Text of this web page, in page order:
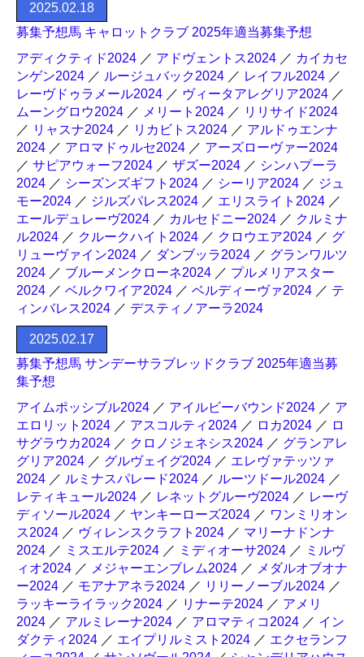
2025.02.18
募集予想馬 キャロットクラブ 2025年適当募集予想
アディクティド2024 ／ アドヴェントス2024 ／ カイカセ
ンゲン2024 ／ ルージュバック2024 ／ レイフル2024 ／
レーヴドゥラメール2024 ／ ヴィータアレグリア2024 ／
ムーングロウ2024 ／ メリート2024 ／ リリサイド2024
／ リャスナ2024 ／ リカビトス2024 ／ アルドゥエンナ
2024 ／ アロマドゥルセ2024 ／ アーズローヴァー2024
／ サピアウォーフ2024 ／ ザズー2024 ／ シンハプーラ
2024 ／ シーズンズギフト2024 ／ シーリア2024 ／ ジュ
モー2024 ／ ジルズパレス2024 ／ エリスライト2024 ／
エールデュレーヴ2024 ／ カルセドニー2024 ／ クルミナ
ル2024 ／ クルークハイト2024 ／ クロウエア2024 ／ グ
リューヴァイン2024 ／ ダンブッラ2024 ／ グランワルツ
2024 ／ ブルーメンクローネ2024 ／ プルメリアスター
2024 ／ ベルクワイア2024 ／ ベルディーヴァ2024 ／ テ
ィンバレス2024 ／ デスティノアーラ2024
2025.02.17
募集予想馬 サンデーサラブレッドクラブ 2025年適当募
集予想
アイムポッシブル2024 ／ アイルビーバウンド2024 ／ ア
エロリット2024 ／ アスコルティ2024 ／ ロカ2024 ／ ロ
サグラウカ2024 ／ クロノジェネシス2024 ／ グランアレ
グリア2024 ／ グルヴェイグ2024 ／ エレヴァテッツァ
2024 ／ ルミナスパレード2024 ／ ルーツドール2024 ／
レティキュール2024 ／ レネットグルーヴ2024 ／ レーヴ
ディソール2024 ／ ヤンキーローズ2024 ／ ワンミリオン
ス2024 ／ ヴィレンスクラフト2024 ／ マリーナドンナ
2024 ／ ミスエルテ2024 ／ ミディオーサ2024 ／ ミルヴ
ィオ2024 ／ メジャーエンブレム2024 ／ メダルオブオナ
ー2024 ／ モアナアネラ2024 ／ リリーノーブル2024 ／
ラッキーライラック2024 ／ リナーテ2024 ／ アメリ
2024 ／ アルミレーナ2024 ／ アロマティコ2024 ／ イン
ダクティ2024 ／ エイプリルミスト2024 ／ エクセランフ